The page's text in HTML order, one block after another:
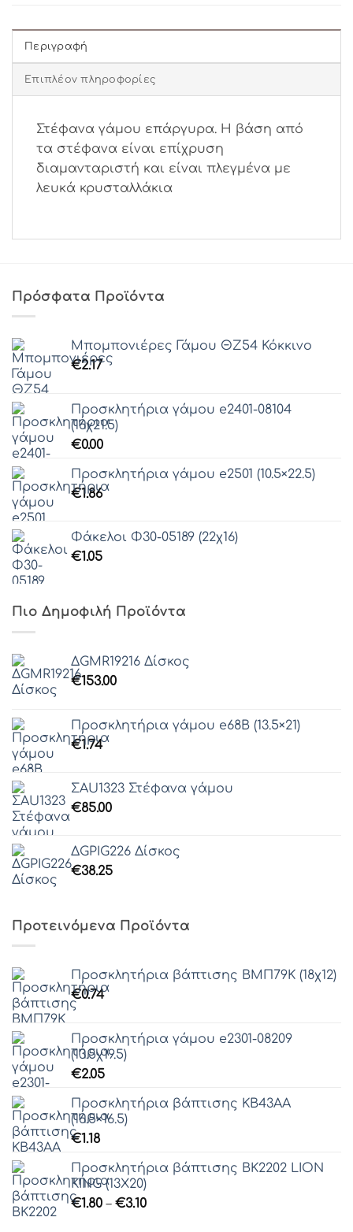
Περιγραφή
Επιπλέον πληροφορίες
Στέφανα γάμου επάργυρα. Η βάση από
τα στέφανα είναι επίχρυση
διαμανταριστή και είναι πλεγμένα με
λευκά κρυσταλλάκια
Πρόσφατα Προϊόντα
Μπομπονιέρες Γάμου ΘZ54 Κόκκινο
€2.17
Προσκλητήρια γάμου e2401-08104
(16χ21.5)
€0.00
Προσκλητήρια γάμου e2501 (10.5×22.5)
€1.86
Φάκελοι Φ30-05189 (22χ16)
€1.05
Πιο Δημοφιλή Προϊόντα
ΔGMR19216 Δίσκος
€153.00
Προσκλητήρια γάμου e68Β (13.5×21)
€1.74
ΣAU1323 Στέφανα γάμου
€85.00
ΔGPIG226 Δίσκος
€38.25
Προτεινόμενα Προϊόντα
Προσκλητήρια βάπτισης ΒΜΠ79Κ (18χ12)
€0.74
Προσκλητήρια γάμου e2301-08209
(13.5χ19.5)
€2.05
Προσκλητήρια βάπτισης ΚΒ43ΑΑ
(16.5×16.5)
€1.18
Προσκλητήρια βάπτισης ΒΚ2202 LION
KING (13Χ20)
€1.80 – €3.10Price